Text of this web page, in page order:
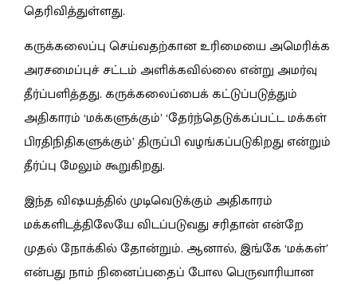
தெரிவித்துள்ளது.
கருக்கலைப்பு செய்வதற்கான உரிமையை அமெரிக்க
அரசமைப்புச் சட்டம் அளிக்கவில்லை என்று அமர்வு
தீர்ப்பளித்தது. கருக்கலைப்பைக் கட்டுப்படுத்தும்
அதிகாரம் ‘மக்களுக்கும்’ ‘தேர்ந்தெடுக்கப்பட்ட மக்கள்
பிரதிநிதிகளுக்கும்’ திருப்பி வழங்கப்படுகிறது என்றும்
தீர்ப்பு மேலும் கூறுகிறது.
இந்த விஷயத்தில் முடிவெடுக்கும் அதிகாரம்
மக்களிடத்திலேயே விடப்படுவது சரிதான் என்றே
முதல் நோக்கில் தோன்றும். ஆனால், இங்கே ‘மக்கள்’
என்பது நாம் நினைப்பதைப் போல பெருவாரியான